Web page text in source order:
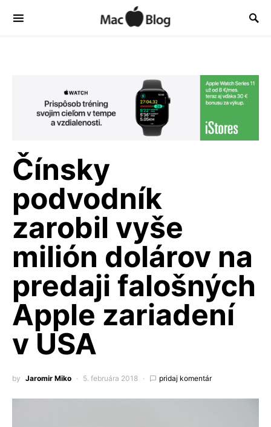
Čínsky
podvodník
zarobil vyše
milión dolárov na
predaji falošných
Apple zariadení
v USA
by Jaromir Miko 5. februára 2018 pridaj komentár